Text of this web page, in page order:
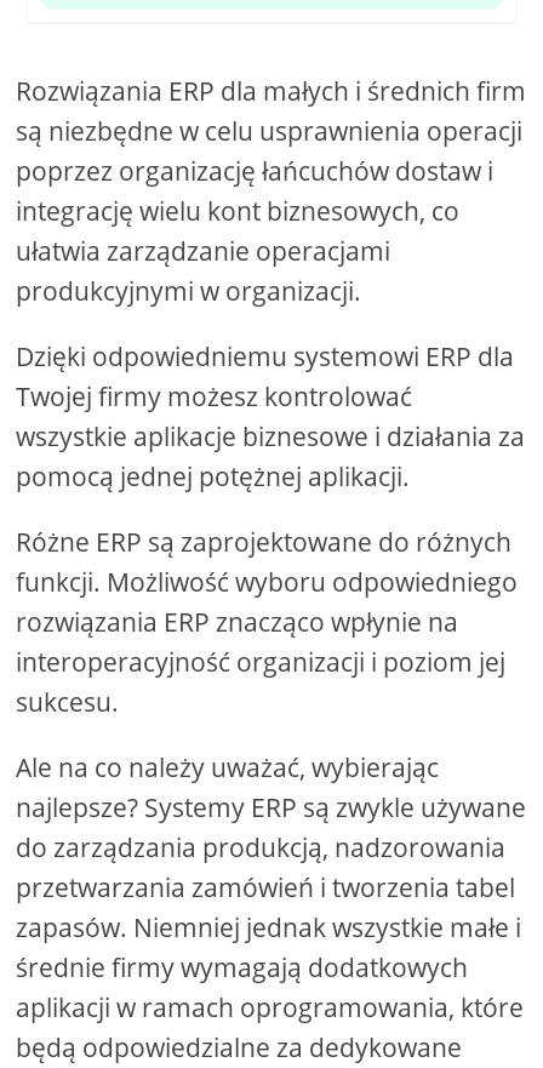
Rozwiązania ERP dla małych i średnich firm
są niezbędne w celu usprawnienia operacji
poprzez organizację łańcuchów dostaw i
integrację wielu kont biznesowych, co
ułatwia zarządzanie operacjami
produkcyjnymi w organizacji.
Dzięki odpowiedniemu systemowi ERP dla
Twojej firmy możesz kontrolować
wszystkie aplikacje biznesowe i działania za
pomocą jednej potężnej aplikacji.
Różne ERP są zaprojektowane do różnych
funkcji. Możliwość wyboru odpowiedniego
rozwiązania ERP znacząco wpłynie na
interoperacyjność organizacji i poziom jej
sukcesu.
Ale na co należy uważać, wybierając
najlepsze? Systemy ERP są zwykle używane
do zarządzania produkcją, nadzorowania
przetwarzania zamówień i tworzenia tabel
zapasów. Niemniej jednak wszystkie małe i
średnie firmy wymagają dodatkowych
aplikacji w ramach oprogramowania, które
będą odpowiedzialne za dedykowane